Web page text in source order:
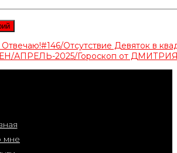
Отвечаю!#146/Отсутствие Девяток в
АПРЕЛЬ-2025/Гороскоп от
мне